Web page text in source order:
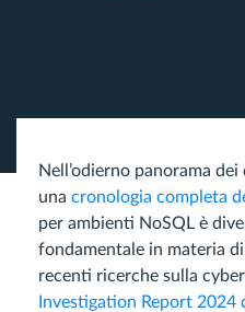
Nell’odierno panorama
una cronologia completa
per ambienti NoSQL è
fondamentale in materia
recenti ricerche sulla
Investigation Report 2024